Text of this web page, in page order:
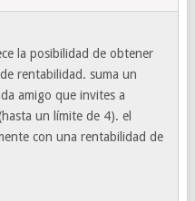
la posibilidad de obtener
rentabilidad. suma un
amigo que invites a
un límite de 4). el
con una rentabilidad de